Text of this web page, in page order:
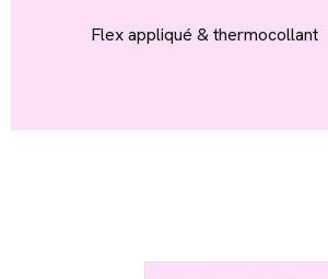
Flex appliqué & thermocollant